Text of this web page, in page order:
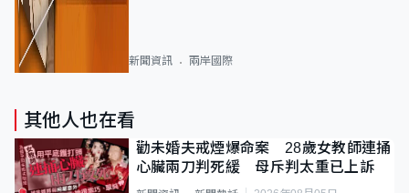
新聞資訊 兩岸國際
其他人也在看
勸未婚夫戒煙爆命案 28歲女教師連捅
心臟兩刀判死緩 母斥判太重已上訴